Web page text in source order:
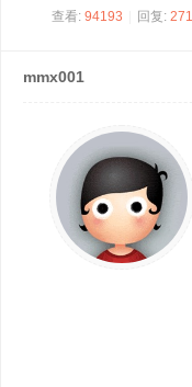
查看: 94193 回复: 271
mmx001